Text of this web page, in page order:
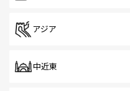
アジア
中近東